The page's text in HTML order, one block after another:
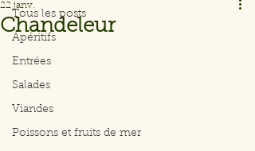
Tous les posts
Apéritifs
Entrées
Salades
Viandes
Poissons et fruits de mer
Chandeleur
22 janv.